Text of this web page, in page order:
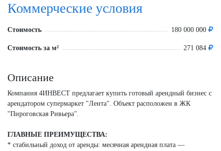
Коммерческие условия
Стоимость 180 000 000
Стоимость за м² 271 084
Описание
Компания 4ИНВЕСТ предлагает купить готовый арендный бизнес с
арендатором супермаркет "Лента". Объект расположен в ЖК
"Пироговская Ривьера".
ГЛАВНЫЕ ПРЕИМУЩЕСТВА:
* стабильный доход от аренды: месячная арендная плата —